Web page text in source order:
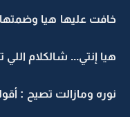
خافت عليها هيا
هيا إنتي... شالكلام اللي
نوره ومازالت تصيح :